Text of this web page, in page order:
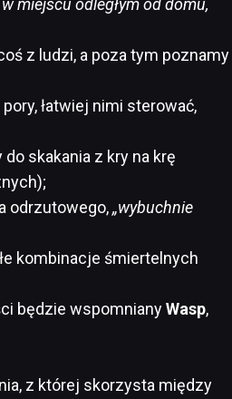
z ludzi, a poza tym poznamy
łatwiej nimi sterować,
skakania z kry na krę
odrzutowego,„wybuchnie
kombinacje śmiertelnych
będzie wspomnianyWasp,
z której skorzysta między